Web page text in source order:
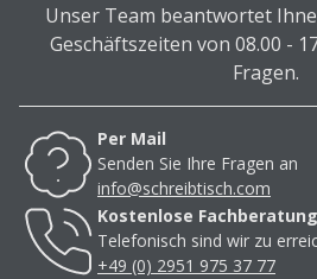
Unser Team beantwortet
Geschäftszeiten von 08.00 -
Fragen.
Per Mail
Senden Sie Ihre Fragen an
info@schreibtisch.com
Kostenlose Fachberatung
Telefonisch sind wir zu
+49 (0) 2951 975 37 77